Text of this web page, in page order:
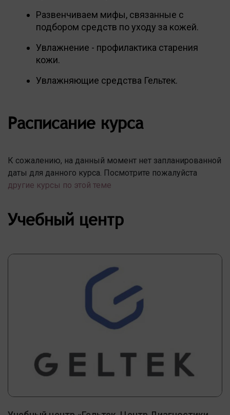
Развенчиваем мифы, связанные с
подбором средств по уходу за кожей.
Увлажнение - профилактика старения
кожи.
Увлажняющие средства Гельтек.
Расписание курса
К сожалению, на данный момент нет запланированной
даты для данного курса. Посмотрите пожалуйста
другие курсы по этой теме
Учебный центр